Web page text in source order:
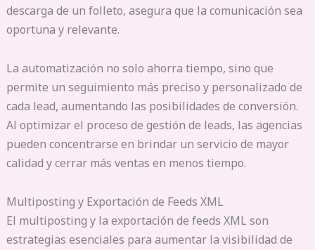
descarga de un folleto, asegura que la comunicación sea
oportuna y relevante.
La automatización no solo ahorra tiempo, sino que
permite un seguimiento más preciso y personalizado de
cada lead, aumentando las posibilidades de conversión.
Al optimizar el proceso de gestión de leads, las agencias
pueden concentrarse en brindar un servicio de mayor
calidad y cerrar más ventas en menos tiempo.
Multiposting y Exportación de Feeds XML
El multiposting y la exportación de feeds XML son
estrategias esenciales para aumentar la visibilidad de